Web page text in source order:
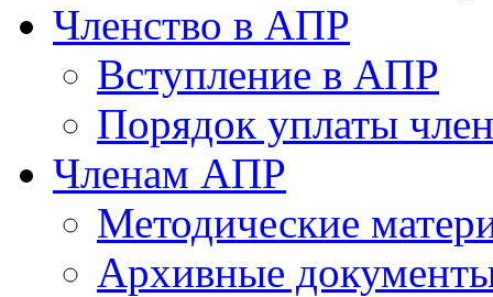
Членство в АПР
Вступление в АПР
Порядок уплаты
Членам АПР
Методические
Архивные